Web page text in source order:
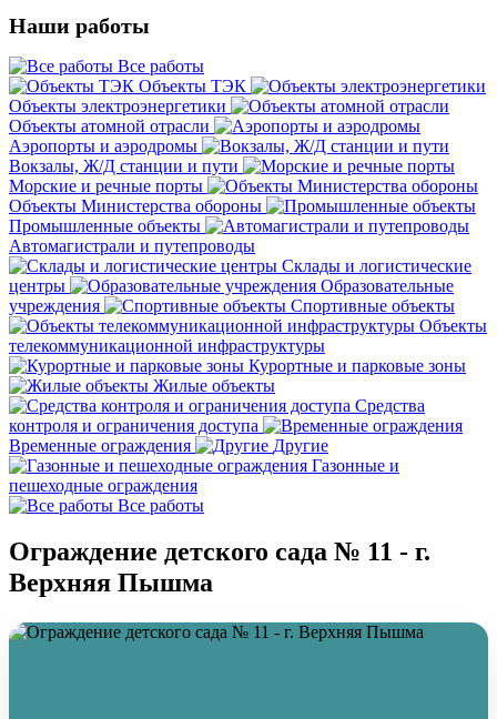
Наши работы
Все работы
Объекты ТЭК
Объекты электроэнергетики
Объекты атомной отрасли
Аэропорты и аэродромы
Вокзалы, Ж/Д станции и пути
Морские и речные порты
Объекты Министерства обороны
Промышленные объекты
Автомагистрали и путепроводы
Склады и логистические
центры
Образовательные
учреждения
Спортивные объекты
Объекты
телекоммуникационной инфраструктуры
Курортные и парковые зоны
Жилые объекты
Средства
контроля и ограничения доступа
Временные ограждения
Другие
Газонные и
пешеходные ограждения
Все работы
Ограждение детского сада № 11 - г.
Верхняя Пышма